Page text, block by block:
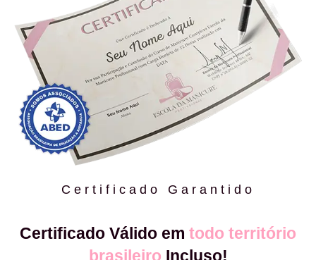
Certificado Garantido
Certificado Válido em todo território
brasileiro Incluso!